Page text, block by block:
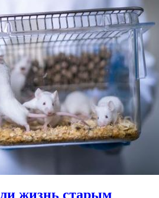
жизнь старым